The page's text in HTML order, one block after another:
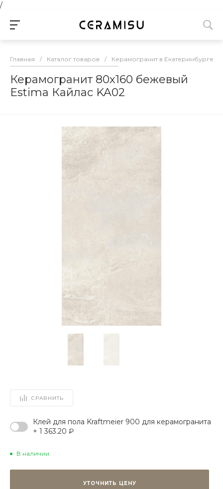
/
Главная / Каталог товаров / Керамогранит в Екатеринбурге
Керамогранит 80х160 бежевый
Estima Кайлас KA02
СРАВНИТЬ
Клей для пола Kraftmeier 900 для керамогранита
+ 1 363.20 ₽
В наличии
УТОЧНИТЬ ЦЕНУ